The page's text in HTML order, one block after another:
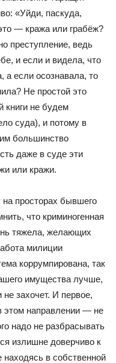
«Уйди, паскуда,
— кража или грабёж?
преступление, ведь
и если и видела, что
а если осознавала, то
Не простой это
книги не будем
суда), и потому в
большинство
даже в суде эти
или кражи.
просторах бывшего
что криминогенная
тяжела, желающих
милиции
коррумпирована, так
имущества лучше,
захочет. И первое,
этом направлении — не
надо не разбрасывать
излишне доверчиво к
в собственной